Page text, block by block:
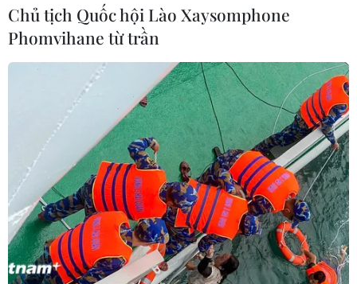
Chủ tịch Quốc hội Lào Xaysomphone
Phomvihane từ trần